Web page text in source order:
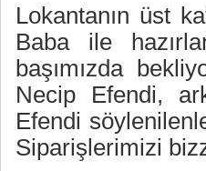
Lokantanın üst
Baba ile
başımızda
Necip Efendi,
Efendi
Siparişlerimizi